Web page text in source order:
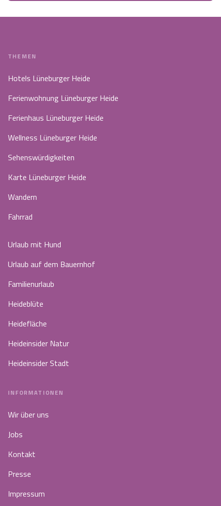
THEMEN
Hotels Lüneburger Heide
Ferienwohnung Lüneburger Heide
Ferienhaus Lüneburger Heide
Wellness Lüneburger Heide
Sehenswürdigkeiten
Karte Lüneburger Heide
Wandern
Fahrrad
Urlaub mit Hund
Urlaub auf dem Bauernhof
Familienurlaub
Heideblüte
Heidefläche
Heideinsider Natur
Heideinsider Stadt
INFORMATIONEN
Wir über uns
Jobs
Kontakt
Presse
Impressum